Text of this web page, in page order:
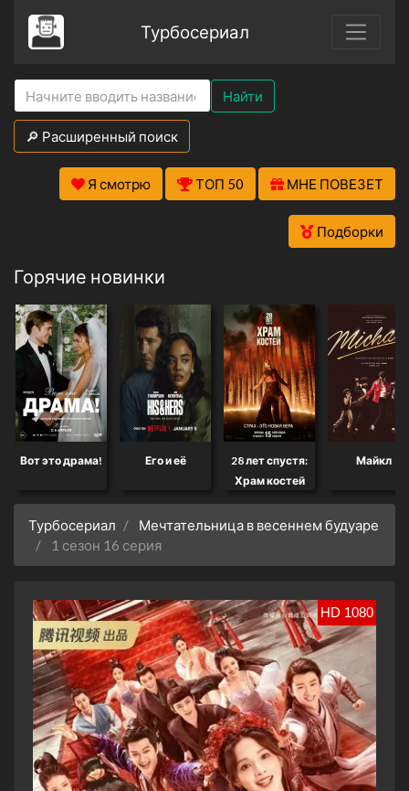
Турбосериал
Найти
🔎 Расширенный поиск
Я смотрю ТОП 50 МНЕ ПОВЕЗЕТ
Подборки
Горячие новинки
Вот это драма! Его и её
28 лет спустя:
Храм костей
Майкл
Турбосериал
Мечтательница в весеннем будуаре
1 сезон 16 серия
HD 1080